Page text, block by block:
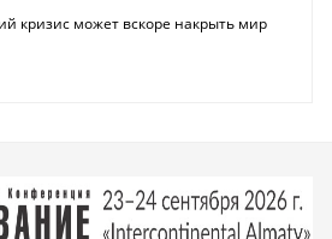
кризис может вскоре накрыть мир